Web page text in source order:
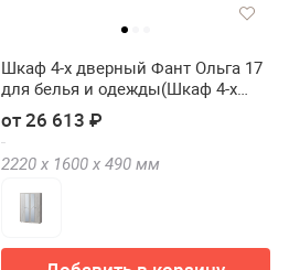
Шкаф 4-х дверный Фант Ольга 17
для белья и одежды(Шкаф 4-х
дверный FANT Ольга 17 для
белья и одежды)
от 26 613 ₽
2220 х 1600 х 490 мм